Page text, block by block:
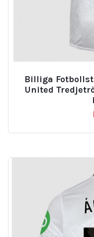
Billiga
United